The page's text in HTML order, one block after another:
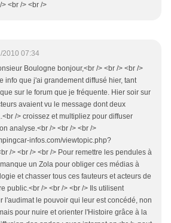
> <br /> <br />
2010 07:34
Boulogne bonjour,<br /> <br /> <br />
info que j'ai grandement diffusé hier, tant
sur le forum que je fréquente. Hier soir sur
avaient vu le message dont deux
/> croissez et multipliez pour diffuser
analyse.<br /> <br /> <br />
infos.com/viewtopic.php?
/> <br /> <br /> Pour remettre les pendules à
un Zola pour obliger ces médias à
et chasser tous ces fauteurs et acteurs de
public.<br /> <br /> <br /> Ils utilisent
l'audimat le pouvoir qui leur est concédé, non
pour nuire et orienter l'Histoire grâce à la